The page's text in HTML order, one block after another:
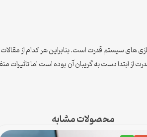
های سیستم قدرت است. بنابراین هر کدام از مقالات
ابتدا دست به گریبان آن بوده است اما تاثیرات
محصولات مشابه